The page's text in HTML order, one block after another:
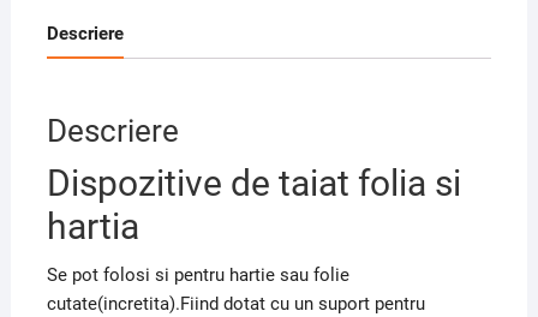
Descriere
Descriere
Dispozitive de taiat folia si
hartia
Se pot folosi si pentru hartie sau folie
cutate(incretita).Fiind dotat cu un suport pentru